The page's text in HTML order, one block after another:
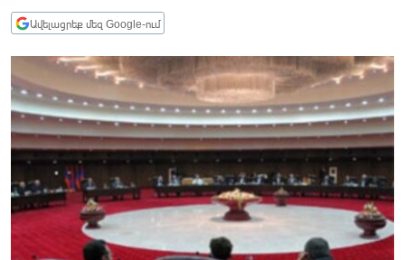
ՂԱՐԱԲԱՂ
ՊԱՏԵՐԱԶՄԻ 6 ՇԱԲԱԹՆԵՐԸ
ՏԱՐԱԾԱՇՐՋԱՆ
ՄԻՋԱԶԳԱՅԻՆ
ՄՇԱԿՈՒՅԹ
ՍՊՈՐՏ
ՄԵԿՆԱԲԱՆՈՒԹՅՈՒՆ
ՏՏ ԵՒ ԻՆՏԵՐՆԵՏ
Ավելացրեք մեզ Google-ում